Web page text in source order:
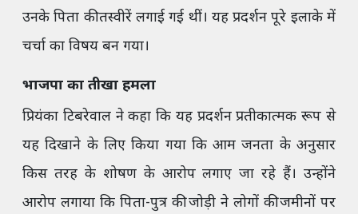
उनके पिता की तस्वीरें लगाई गई थीं। यह प्रदर्शन पूरे इलाके में
चर्चा का विषय बन गया।
भाजपा का तीखा हमला
प्रियंका टिबरेवाल ने कहा कि यह प्रदर्शन प्रतीकात्मक रूप से
यह दिखाने के लिए किया गया कि आम जनता के अनुसार
किस तरह के शोषण के आरोप लगाए जा रहे हैं। उन्होंने
आरोप लगाया कि पिता-पुत्र की जोड़ी ने लोगों की जमीनों पर